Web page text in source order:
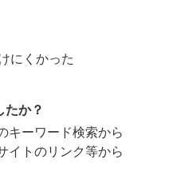
にくかった
たか？
キーワード検索から
イトのリンク等から